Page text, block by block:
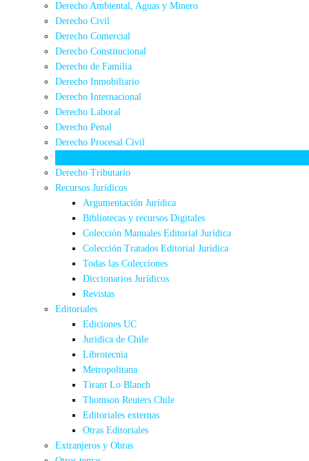
Derecho Ambiental, Aguas y Minero
Derecho Civil
Derecho Comercial
Derecho Constitucional
Derecho de Familia
Derecho Inmobiliario
Derecho Internacional
Derecho Laboral
Derecho Penal
Derecho Procesal Civil
Derecho Tributario
Recursos Jurídicos
Argumentación Jurídica
Bibliotecas y recursos Digitales
Colección Manuales Editorial Jurídica
Colección Tratados Editorial Jurídica
Todas las Colecciones
Diccionarios Jurídicos
Revistas
Editoriales
Ediciones UC
Juridica de Chile
Librotecnia
Metropolitana
Tirant Lo Blanch
Thomson Reuters Chile
Editoriales externas
Otras Editoriales
Extranjeros y Obras